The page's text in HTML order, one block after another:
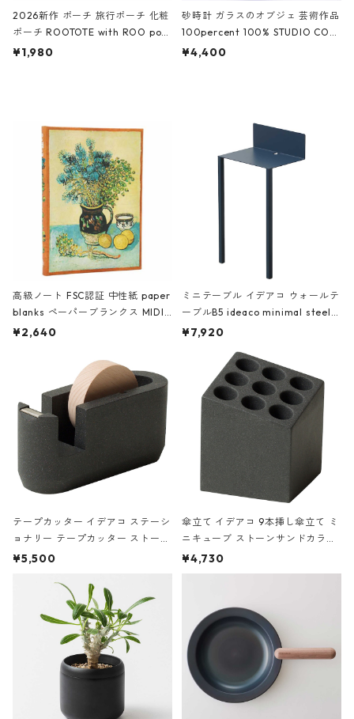
2026新作 ポーチ 旅行ポーチ 化粧
ポーチ ROOTOTE with ROO pou
ch 3532 ルートート WR.ポーチ.ラ
¥1,980
砂時計 ガラスのオブジェ 芸術作品
100percent 100% STUDIO COH
AKU Timeless 100パーセント ス
¥4,400
高級ノート FSC認証 中性紙 paper
blanks ペーパーブランクス MIDI
ハードカバー 罫線 ヴァン・ゴッホ
¥2,640
ミニテーブル イデアコ ウォールテ
ーブルB5 ideaco minimal steel f
urniture WALL Table B5 ネイビー
¥7,920
テープカッター イデアコ ステーシ
ョナリー テープカッター ストーン
サンドカラー 石調 ideaco Station
¥5,500
傘立て イデアコ 9本挿し傘立て ミ
ニキューブ ストーンサンドカラー
石調 ideaco Umbrella Stand CUB
E ストーンサンドブラック
¥4,730